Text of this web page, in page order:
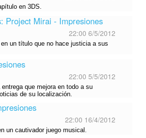
en 3DS.
Project Mirai - Impresiones
22:00 6/5/2012
un título que no hace justicia a sus
22:00 5/5/2012
que mejora en todo a su
de su localización.
22:00 16/4/2012
un cautivador juego musical.